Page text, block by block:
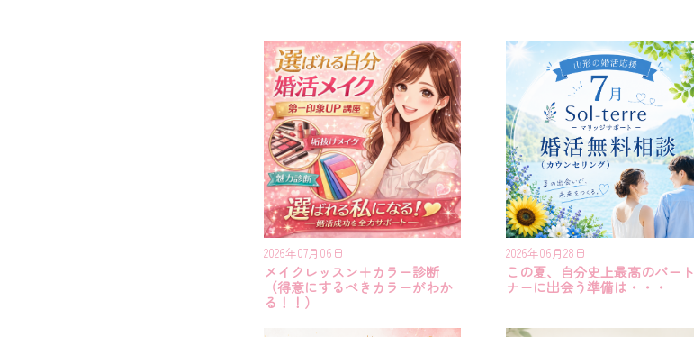
2026年07月06日
メイクレッスン＋カラー診断
（得意にするべきカラーがわか
る！！）
2026年06月28日
この夏、自分史上最高のパート
ナーに出会う準備は・・・